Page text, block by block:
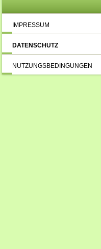
IMPRESSUM
DATENSCHUTZ
NUTZUNGSBEDINGUNGEN